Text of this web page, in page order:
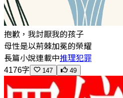
抱歉，我討厭我的孩子
母性是以荊棘加冕的榮耀
長篇小說連載中推理犯罪
4176字
147 49